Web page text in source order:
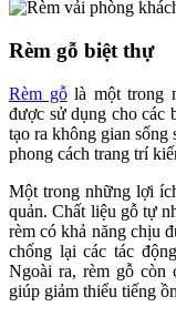
Rèm gỗ biệt thự
Rèm gỗlà một trong
được sử dụng cho các
tạo ra không gian sống
phong cách trang trí
Một trong những lợi
quản. Chất liệu gỗ tự
rèm có khả năng chịu
chống lại các tác
Ngoài ra, rèm gỗ còn
giúp giảm thiểu tiếng